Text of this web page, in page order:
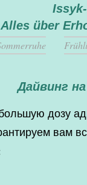
Alles über
Дайвинг
дозу
вам